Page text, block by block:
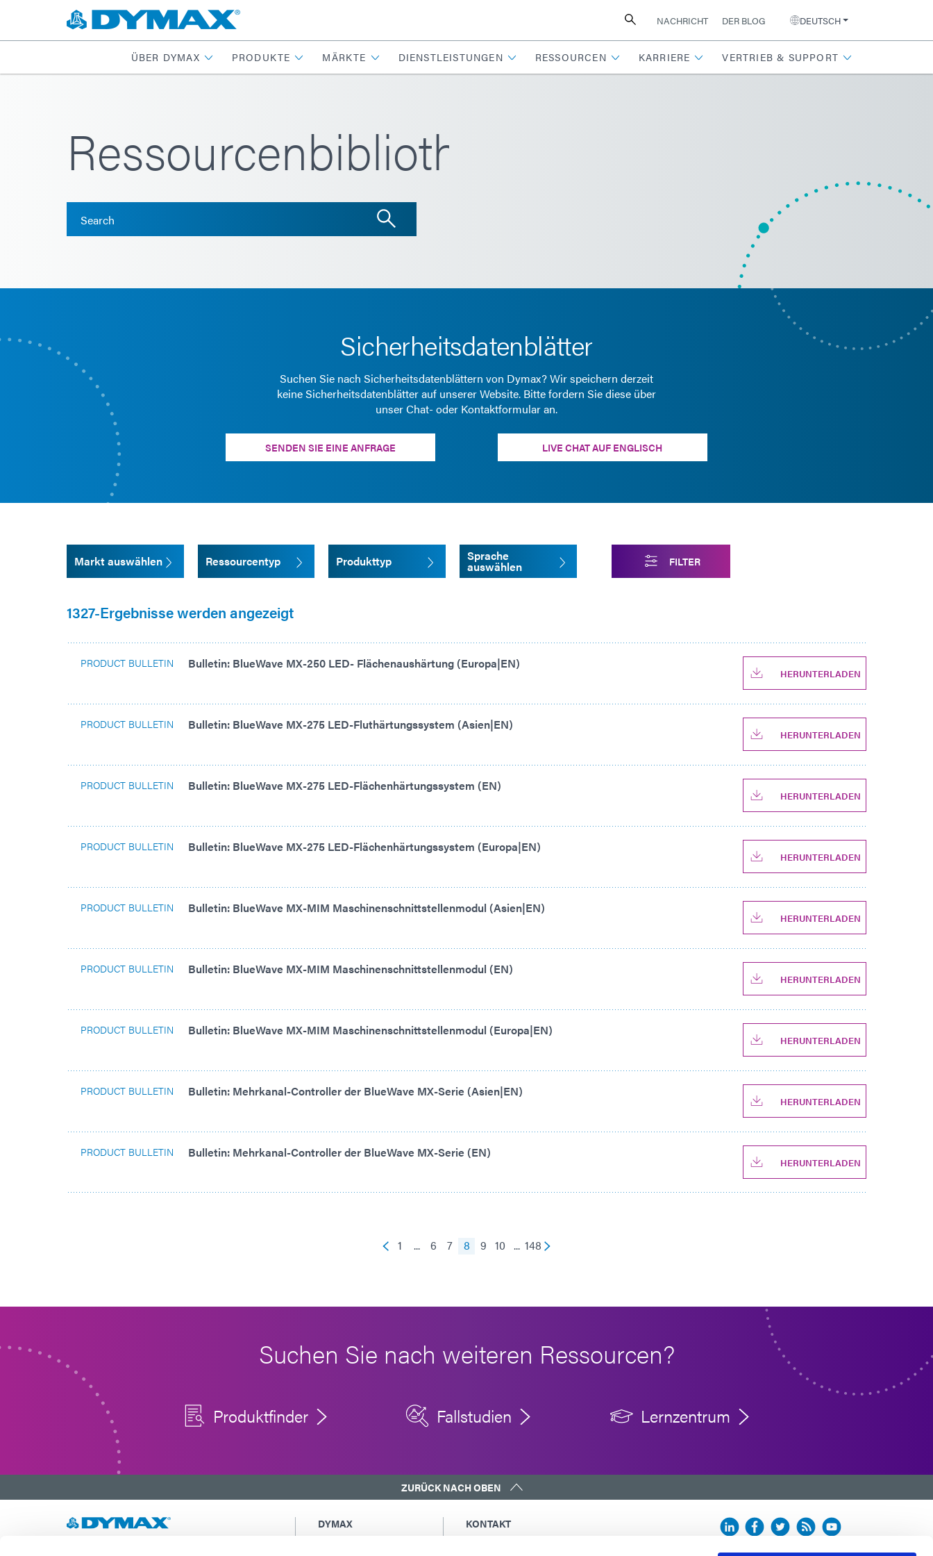
NACHRICHT DER BLOG DEUTSCH
ÜBER DYMAX PRODUKTE MÄRKTE DIENSTLEISTUNGEN RESSOURCEN KARRIERE VERTRIEB & SUPPORT
Ressourcenbibliothek
Sicherheitsdatenblätter
Suchen Sie nach Sicherheitsdatenblättern von Dymax? Wir speichern derzeit
keine Sicherheitsdatenblätter auf unserer Website. Bitte fordern Sie diese über
unser Chat- oder Kontaktformular an.
SENDEN SIE EINE ANFRAGE LIVE CHAT AUF ENGLISCH
Markt auswählen Ressourcentyp Produkttyp Sprache
auswählen FILTER
1327-Ergebnisse werden angezeigt
PRODUCT BULLETIN Bulletin: BlueWave MX-250 LED- Flächenaushärtung (Europa|EN)
HERUNTERLADEN
PRODUCT BULLETIN Bulletin: BlueWave MX-275 LED-Fluthärtungssystem (Asien|EN)
HERUNTERLADEN
PRODUCT BULLETIN Bulletin: BlueWave MX-275 LED-Flächenhärtungssystem (EN)
HERUNTERLADEN
PRODUCT BULLETIN Bulletin: BlueWave MX-275 LED-Flächenhärtungssystem (Europa|EN)
HERUNTERLADEN
PRODUCT BULLETIN Bulletin: BlueWave MX-MIM Maschinenschnittstellenmodul (Asien|EN)
HERUNTERLADEN
PRODUCT BULLETIN Bulletin: BlueWave MX-MIM Maschinenschnittstellenmodul (EN)
HERUNTERLADEN
PRODUCT BULLETIN Bulletin: BlueWave MX-MIM Maschinenschnittstellenmodul (Europa|EN)
HERUNTERLADEN
PRODUCT BULLETIN Bulletin: Mehrkanal-Controller der BlueWave MX-Serie (Asien|EN)
HERUNTERLADEN
PRODUCT BULLETIN Bulletin: Mehrkanal-Controller der BlueWave MX-Serie (EN)
HERUNTERLADEN
1 ... 6 7 8 9 10 ... 148
Suchen Sie nach weiteren Ressourcen?
Produktfinder Fallstudien Lernzentrum
ZURÜCK NACH OBEN
DYMAX
KONTAKT